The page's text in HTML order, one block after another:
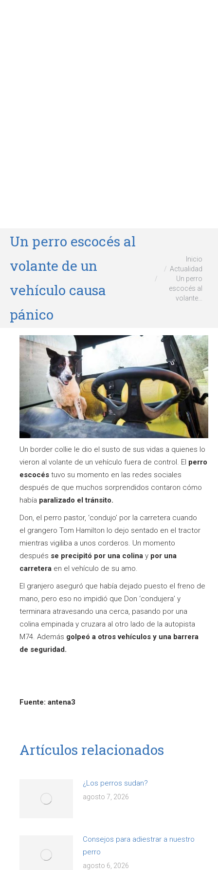
Un perro escocés al
volante de un
vehículo causa
pánico
Inicio
Actualidad
Un perro
escocés al
volante…
Un border collie le dio el susto de sus vidas a quienes lo
vieron al volante de un vehículo fuera de control. El perro
escocés tuvo su momento en las redes sociales
después de que muchos sorprendidos contaron cómo
había paralizado el tránsito.
Don, el perro pastor, ‘condujo’ por la carretera cuando
el grangero Tom Hamilton lo dejo sentado en el tractor
mientras vigiliba a unos corderos. Un momento
después se precipitó por una colina y por una
carretera en el vehículo de su amo.
El granjero aseguró que había dejado puesto el freno de
mano, pero eso no impidió que Don ‘condujera’ y
terminara atravesando una cerca, pasando por una
colina empinada y cruzara al otro lado de la autopista
M74. Además golpeó a otros vehículos y una barrera
de seguridad.
Fuente: antena3
Artículos relacionados
¿Los perros sudan?
agosto 7, 2026
Consejos para adiestrar a nuestro
perro
agosto 6, 2026